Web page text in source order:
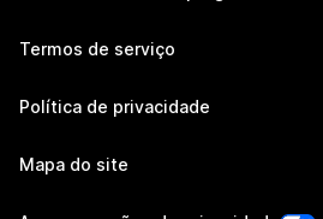
Termos de serviço
Política de privacidade
Mapa do site